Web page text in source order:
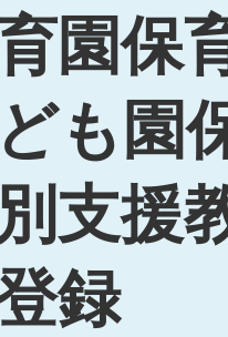
園保
ども園
別支援
録